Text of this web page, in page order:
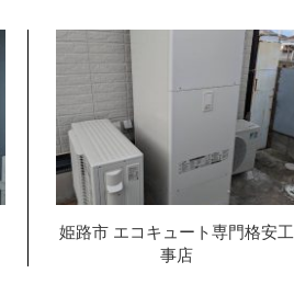
姫路市 エコキュート専門格安工
事店